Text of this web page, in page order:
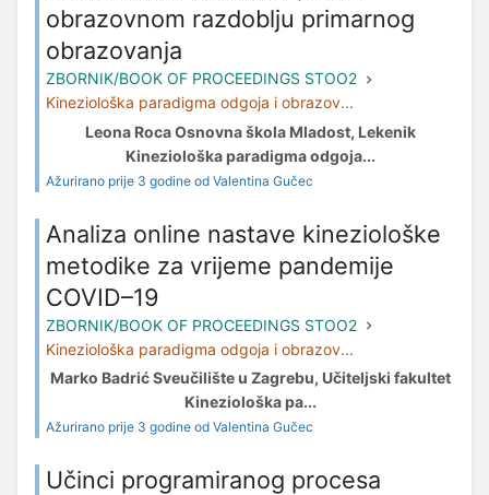
obrazovnom razdoblju primarnog
obrazovanja
ZBORNIK/BOOK OF PROCEEDINGS STOO2
Kineziološka paradigma odgoja i obrazov...
Leona Roca Osnovna škola Mladost, Lekenik
Kineziološka paradigma odgoja...
Ažurirano prije 3 godine od Valentina Gučec
Analiza online nastave kineziološke
metodike za vrijeme pandemije
COVID–19
ZBORNIK/BOOK OF PROCEEDINGS STOO2
Kineziološka paradigma odgoja i obrazov...
Marko Badrić Sveučilište u Zagrebu, Učiteljski fakultet
Kineziološka pa...
Ažurirano prije 3 godine od Valentina Gučec
Učinci programiranog procesa